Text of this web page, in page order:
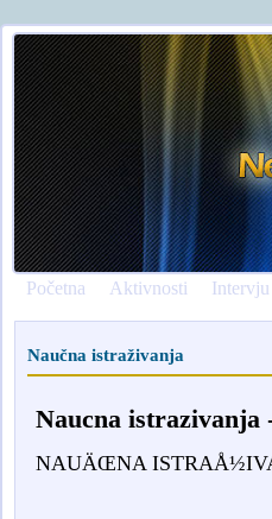
Početna Aktivnosti Intervju
Naučna istraživanja
Naucna istrazivanja
NAUÄŒNA